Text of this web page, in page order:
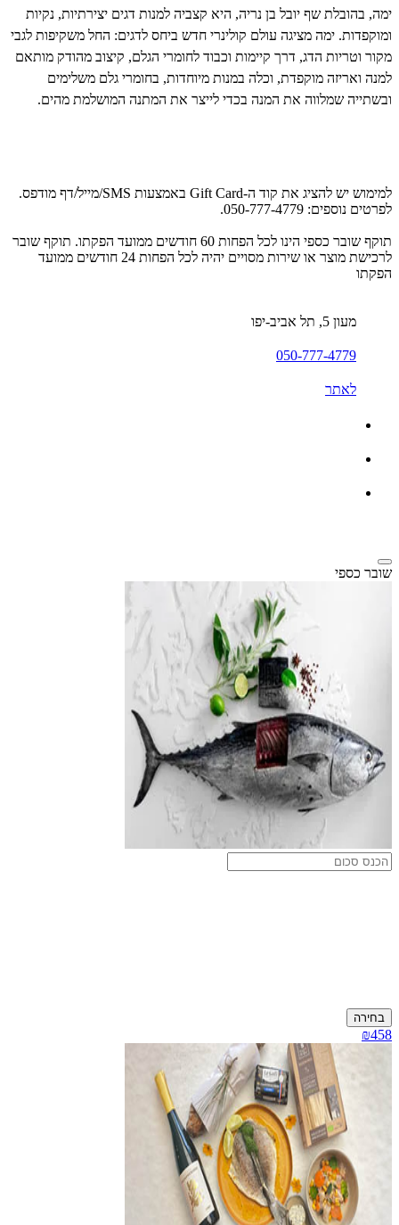
ימה, בהובלת שף יובל בן נריה, היא קצביה למנות דגים יצירתיות, נקיות
ומוקפדות. ימה מציגה עולם קולינרי חדש ביחס לדגים: החל משקיפות לגבי
מקור וטריות הדג, דרך קיימות וכבוד לחומרי הגלם, קיצוב מהודק מותאם
למנה ואריזה מוקפדת, וכלה במנות מיוחדות, בחומרי גלם משלימים
ובשתייה שמלווה את המנה בכדי לייצר את המתנה המושלמת מהים.
למימוש יש להציג את קוד ה-Gift Card באמצעות SMS/מייל/דף מודפס.
לפרטים נוספים: 050-777-4779.
תוקף שובר כספי הינו לכל הפחות 60 חודשים ממועד הפקתו. תוקף שובר
לרכישת מוצר או שירות מסויים יהיה לכל הפחות 24 חודשים ממועד
הפקתו
מעון 5, תל אביב-יפו
050-777-4779
לאתר
שובר כספי
בחירה
₪458